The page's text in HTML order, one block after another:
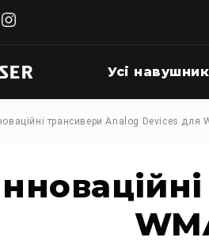
Усі
трансивери Analog Devices для